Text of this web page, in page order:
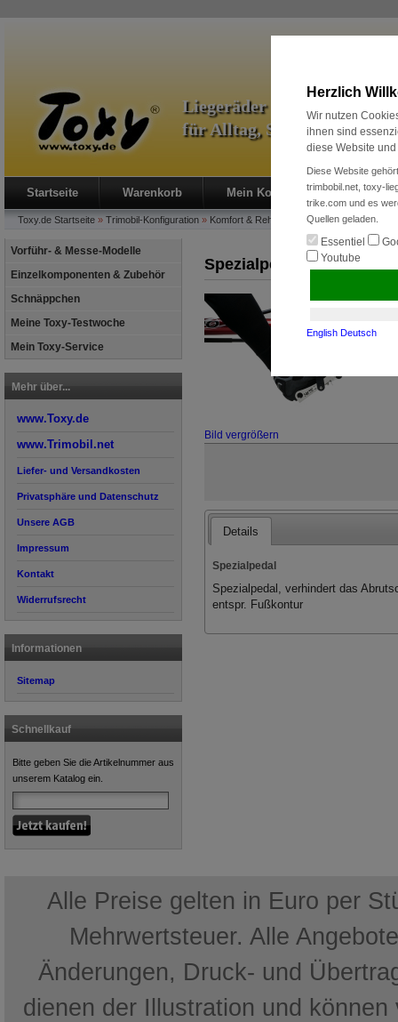
Liegeräder & Zubehör
für Alltag, Sport und
Startseite Warenkorb Mein Konto Neukunde?
Toxy.de Startseite » Trimobil-Konfiguration » Komfort & Reha Spezialpedal
Vorführ- & Messe-Modelle
Einzelkomponenten & Zubehör
Schnäppchen
Meine Toxy-Testwoche
Mein Toxy-Service
Mehr über...
www.Toxy.de
www.Trimobil.net
Liefer- und Versandkosten
Privatsphäre und Datenschutz
Unsere AGB
Impressum
Kontakt
Widerrufsrecht
Informationen
Sitemap
Schnellkauf
Bitte geben Sie die Artikelnummer aus
unserem Katalog ein.
Spezialpedal
Bild vergrößern
Details
Spezialpedal
Spezialpedal, verhindert das
entspr. Fußkontur
Alle Preise gelten in Euro per
Mehrwertsteuer. Alle
Änderungen, Druck- und
dienen der Illustration und
Herzlich
Wir nutzen
ihnen sind
diese Website
Diese Website
trimbobil.net, toxy-
trike.com und es
Quellen geladen.
Essentiel
Youtube
English Deutsch